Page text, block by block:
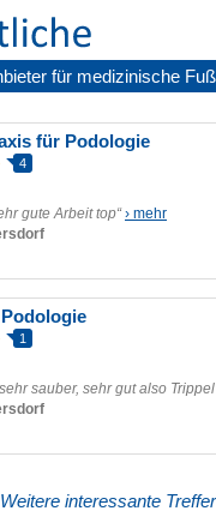
für Podologie
4
gute Arbeit top“› mehr
1
sauber, sehr gut also Trippel
Weitere interessante Treffer